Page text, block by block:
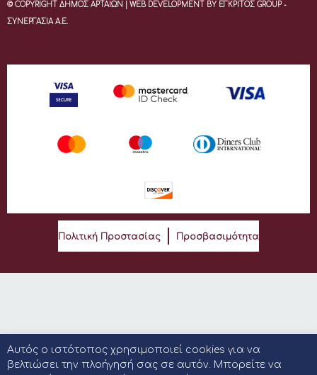
© COPYRIGHT ΔΗΜΟΣ ΑΡΤΑΙΩΝ | WEB DEVELOPMENT BY ΕΓΚΡΙΤΟΣ GROUP -
ΣΥΝΕΡΓΑΣΙΑ Α.Ε.
Πολιτική Προστασίας Προσβασιμότητα
Αυτός ο ιστότοπος χρησιμοποιεί cookies για να
βελτιώσει την πλοήγησή σας σε αυτόν. Μπορείτε να